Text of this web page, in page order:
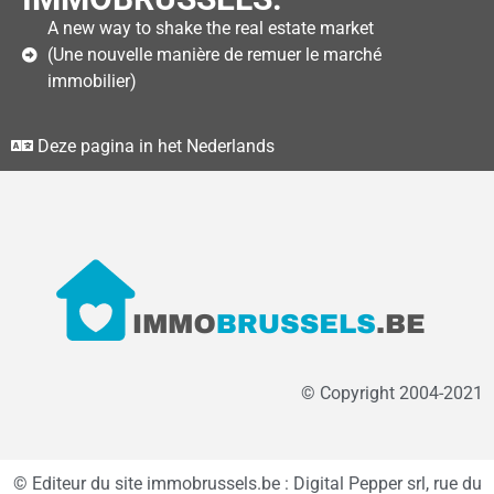
A new way to shake the real estate market
(Une nouvelle manière de remuer le marché
immobilier)
Deze pagina in het Nederlands
© Copyright 2004-2021
© Editeur du site immobrussels.be : Digital Pepper srl, rue du